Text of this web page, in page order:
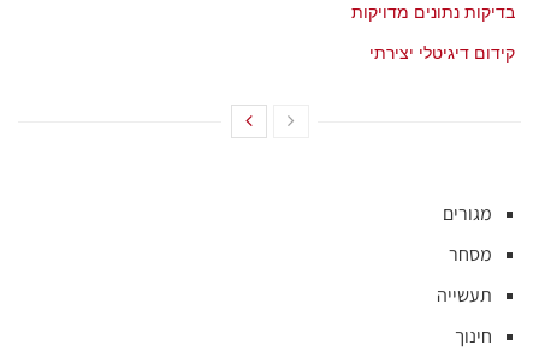
בדיקות נתונים מדויקות
קידום דיגיטלי יצירתי
מגורים
מסחר
תעשייה
חינוך